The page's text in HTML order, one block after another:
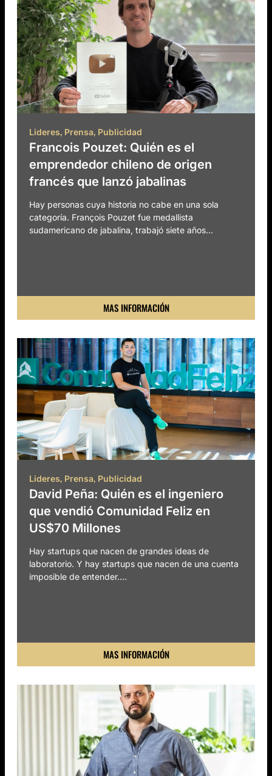
Lideres, Prensa, Publicidad
Francois Pouzet: Quién es el
emprendedor chileno de origen
francés que lanzó jabalinas
Hay personas cuya historia no cabe en una sola
categoría. François Pouzet fue medallista
sudamericano de jabalina, trabajó siete años...
MAS INFORMACIÓN
Lideres, Prensa, Publicidad
David Peña: Quién es el ingeniero
que vendió Comunidad Feliz en
US$70 Millones
Hay startups que nacen de grandes ideas de
laboratorio. Y hay startups que nacen de una cuenta
imposible de entender....
MAS INFORMACIÓN